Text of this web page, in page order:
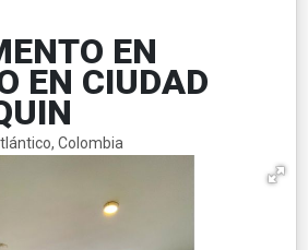
EN
EN CIUDAD
Colombia